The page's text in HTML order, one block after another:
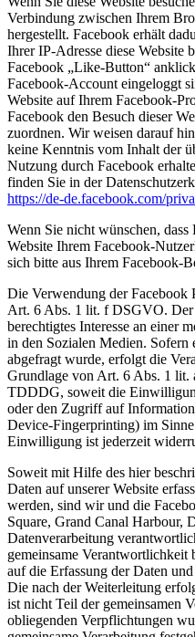
Verbindung zwischen Ihrem
hergestellt. Facebook erhält
Ihrer IP-Adresse diese Website
Facebook „Like-Button“
Facebook-Account eingeloggt
Website auf Ihrem Facebook-
Facebook den Besuch dieser
zuordnen. Wir weisen darauf
keine Kenntnis vom Inhalt der
Nutzung durch Facebook
finden Sie in der
https://de-de.facebook.com/
Wenn Sie nicht wünschen, dass
Website Ihrem Facebook-
sich bitte aus Ihrem Facebook-
Die Verwendung der Facebook
Art. 6 Abs. 1 lit. f DSGVO. Der
berechtigtes Interesse an einer
in den Sozialen Medien.
abgefragt wurde, erfolgt die
Grundlage von Art. 6 Abs. 1 lit.
TDDDG, soweit die
oder den Zugriff auf
Device-Fingerprinting) im
Einwilligung ist jederzeit
Soweit mit Hilfe des hier
Daten auf unserer Website
werden, sind wir und die
Square, Grand Canal Harbour,
Datenverarbeitung
gemeinsame Verantwortlichkeit
auf die Erfassung der Daten
Die nach der Weiterleitung
ist nicht Teil der gemeinsamen
obliegenden Verpflichtungen